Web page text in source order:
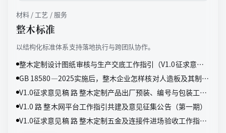
材料 / 工艺 / 服务
整木标准
以结构化标准体系支持落地执行与跨团队协作。
整木定制设计图纸审核与生产交底工作指引（V1.0征求意见
稿）
GB 18580—2025实施后，整木企业怎样核对人造板及其制品
甲醛检测报告
V1.0征求意见稿 路 整木定制产品出厂预装、编号与包装工作
指引（V1.0征求意见稿）
V1.0 路 整木网平台工作指引共建及意见征集公告（第一期）
V1.0征求意见稿 路 整木定制五金及连接件进场验收工作指引